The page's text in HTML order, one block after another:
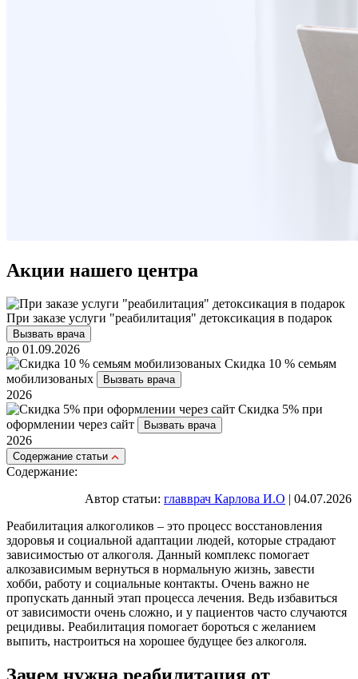
Акции нашего центра
При заказе услуги "реабилитация" детоксикация в подарок
Вызвать врача
до 01.09.2026
Скидка 10 % семьям
мобилизованых
Вызвать врача
2026
Скидка 5% при
оформлении через сайт
Вызвать врача
2026
Cодержание статьи
Содержание:
Автор статьи: главврач Карлова И.О | 04.07.2026
Реабилитация алкоголиков – это процесс восстановления
здоровья и социальной адаптации людей, которые страдают
зависимостью от алкоголя. Данный комплекс помогает
алкозависимым вернуться в нормальную жизнь, завести
хобби, работу и социальные контакты. Очень важно не
пропускать данный этап процесса лечения. Ведь избавиться
от зависимости очень сложно, и у пациентов часто случаются
рецидивы. Реабилитация помогает бороться с желанием
выпить, настроиться на хорошее будущее без алкоголя.